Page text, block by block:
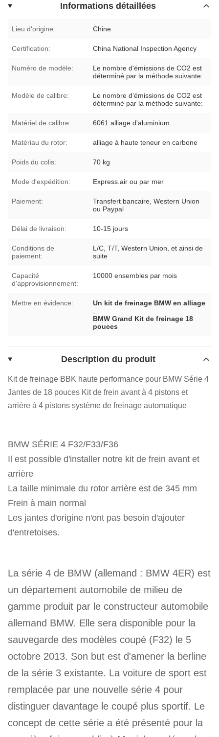
Informations détaillées
Lieu d'origine: Chine
Certification: China National Inspection Agency
Numéro de modèle:
Le nombre d'émissions de CO2 est
déterminé par la méthode suivante:
Modèle de calibre:
Le nombre d'émissions de CO2 est
déterminé par la méthode suivante:
Matériel de calibre: 6061 alliage d'aluminium
Matériau du rotor: alliage à haute teneur en carbone
Poids du colis: 70 kg
Mode d'expédition: Express.air ou par mer
Paiement:
Transfert bancaire, Western Union
ou Paypal
Délai de livraison: 10-15 jours
Conditions de
paiement:
L/C, T/T, Western Union, et ainsi de
suite
Capacité
d'approvisionnement:
10000 ensembles par mois
Mettre en évidence:
Un kit de freinage BMW en alliage
BMW Grand Kit de freinage 18
pouces
Description du produit
Kit de freinage BBK haute performance pour BMW Série 4
Jantes de 18 pouces Kit de frein avant à 4 pistons et
arrière à 4 pistons système de freinage automatique
BMW SÉRIE 4 F32/F33/F36
Il est possible d'installer notre kit de frein avant et
arrière
La taille minimale du rotor arrière est de 345 mm
Frein à main normal
Les jantes d'origine n'ont pas besoin d'ajouter
d'entretoises.
La série 4 de BMW (allemand : BMW 4ER) est
un département automobile de milieu de
gamme produit par le constructeur automobile
allemand BMW. Elle sera disponible pour la
sauvegarde des modèles coupé (F32) le 5
octobre 2013. Son but est d'amener la berline
de la série 3 existante. La voiture de sport est
remplacée par une nouvelle série 4 pour
distinguer davantage le coupé plus sportif. Le
concept de cette série a été présenté pour la